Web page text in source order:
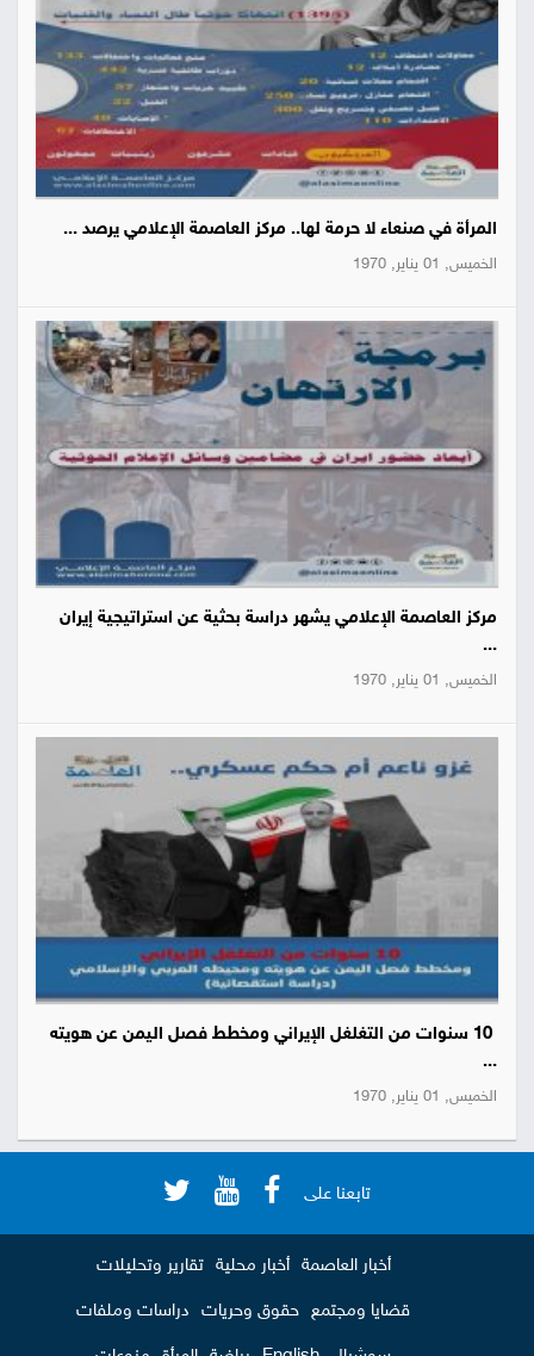
المرأة في صنعاء لا حرمة لها.. مركز العاصمة الإعلامي يرصد ...
الخميس, 01 يناير, 1970
مركز العاصمة الإعلامي يشهر دراسة بحثية عن استراتيجية إيران
...
الخميس, 01 يناير, 1970
10 سنوات من التغلغل الإيراني ومخطط فصل اليمن عن هويته
...
الخميس, 01 يناير, 1970
تابعنا على
أخبار العاصمة أخبار محلية تقارير وتحليلات
قضايا ومجتمع حقوق وحريات دراسات وملفات